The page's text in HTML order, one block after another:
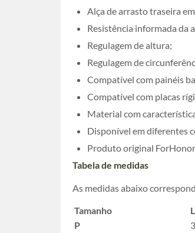
Alça de arrasto traseira
Resistência informada da
Regulagem de altura;
Regulagem de
Compatível com painéis
Compatível com placas
Material com
Disponível em diferentes
Produto original
Tabela de medidas
As medidas abaixo
Tamanho
P